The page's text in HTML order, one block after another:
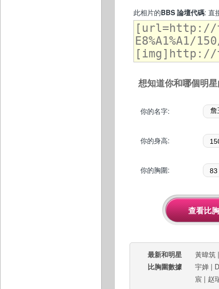
此相片的BBS 論壇代碼: 直
想知道你和哪個明
你的名字:
你的身高:
你的胸圍:
最新和明星
比胸圍數據
黃暐筑
宇婵 |
宸 | 赵